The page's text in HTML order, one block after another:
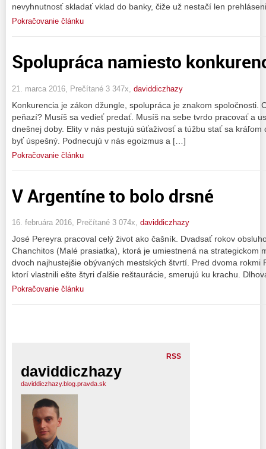
nevyhnutnosť skladať vklad do banky, čiže už nestačí len
Pokračovanie článku
Spolupráca namiesto
21. marca 2016, Prečítané 3 347x, daviddiczhazy
Konkurencia je zákon džungle, spolupráca je znakom spoločnosti.
peňazí? Musíš sa vedieť predať. Musíš na sebe tvrdo pracovať a
dnešnej doby. Elity v nás pestujú súťaživosť a túžbu stať sa kráľom
byť úspešný. Podnecujú v nás egoizmus a […]
Pokračovanie článku
V Argentíne to bolo drsné
16. februára 2016, Prečítané 3 074x, daviddiczhazy
José Pereyra pracoval celý život ako čašník. Dvadsať rokov
Chanchitos (Malé prasiatka), ktorá je umiestnená na strategickom
dvoch najhustejšie obývaných mestských štvrtí. Pred dvoma rokmi
ktorí vlastnili ešte štyri ďalšie reštaurácie, smerujú ku krachu.
Pokračovanie článku
RSS
daviddiczhazy
daviddiczhazy.blog.pravda.sk